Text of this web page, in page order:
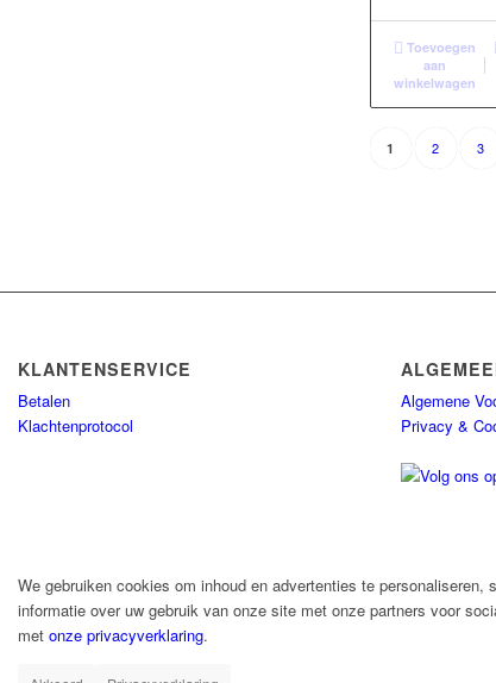
Toevoegen
aan
winkelwagen
1 2 3
KLANTENSERVICE
Betalen
Klachtenprotocol
Algemene
Privacy &
We gebruiken cookies om inhoud en advertenties te
informatie over uw gebruik van onze site met onze partners voor
met onze privacyverklaring.